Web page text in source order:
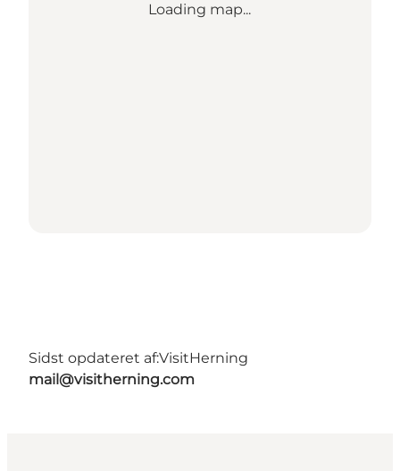
Loading map...
Sidst opdateret af:VisitHerning
mail@visitherning.com